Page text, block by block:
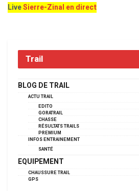
LiveSierre-Zinal en direct
Trail
BLOG DE TRAIL
ACTU TRAIL
EDITO
GORATRAIL
CHASSE
RÉSULTATS TRAILS
PREMIUM
INFOS ENTRAINEMENT
SANTÉ
EQUIPEMENT
CHAUSSURE TRAIL
GPS